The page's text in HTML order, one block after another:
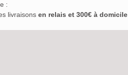
:
livraisons en relais et 300€ à domicile